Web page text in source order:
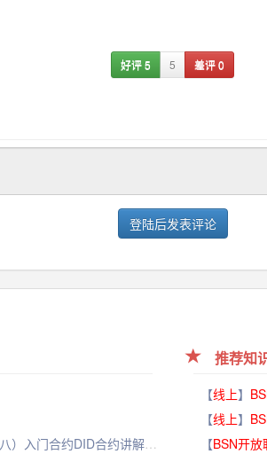
好评5 5 差评0
登陆后发表评论
【线上】BSN-DDC应用合约解读系列（八）入门合约DID合约讲解（20230525）
推荐知
【线上】
【线上】
【BSN开放